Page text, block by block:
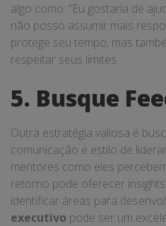
algo como: “Eu gostaria de
não posso assumir mais
protege seu tempo, mas
respeitar seus limites.
5. Busque
Outra estratégia valiosa é
comunicação e estilo de
mentores como eles
retorno pode oferecer
identificar áreas para
executivo pode ser um